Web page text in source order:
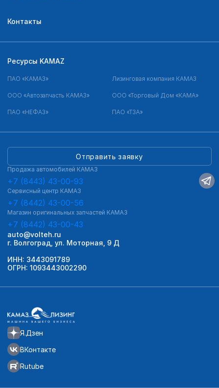
Контакты
Я.Дзен
ВКонтакте
Rutube
Отправить заявку
Продажа автомобилей КАМАЗ
+7 (8443) 43-00-93
Сервисный центр КАМАЗ
+7 (8442) 43-00-56
Магазин оригинальных запчастей КАМАЗ
+7 (8442) 43-00-43
auto@volteh.ru
г. Волгоград, ул. Моторная, 9 Д
ИНН: 3443091789
ОГРН: 1093443002290
Ресурсы KAMAZ
ПАО «КАМАЗ» Лизинговая компания КАМАЗ
ООО «Автозапчасть КАМАЗ» ООО «Торговый Дом «КАМА»
ПАО «НЕФАЗ» ПАО «ТЗА»